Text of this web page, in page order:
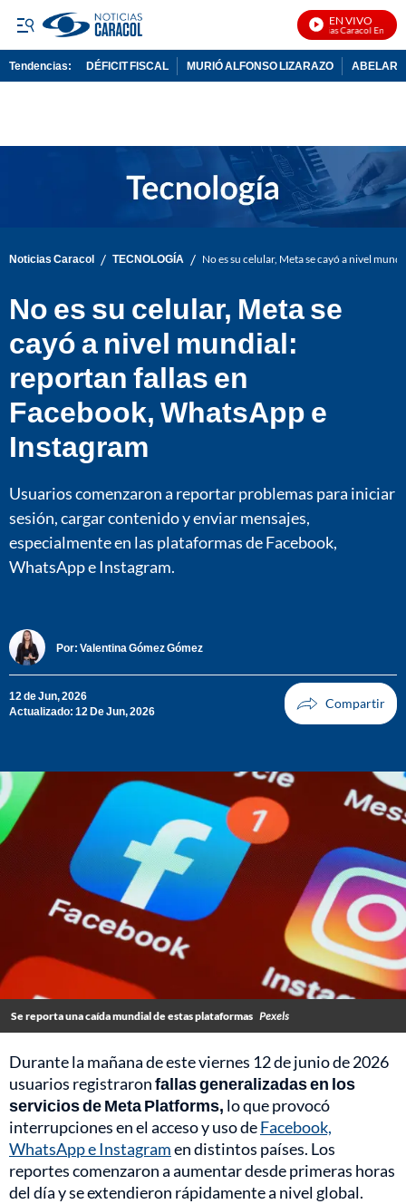
EN VIVO
Noticias Caracol En Vivo
Tendencias: DÉFICIT FISCAL MURIÓ ALFONSO LIZARAZO
Noticias Caracol / TECNOLOGÍA / No es su celular, Meta se cayó a nivel
No es su celular, Meta se
cayó a nivel mundial:
reportan fallas en
Facebook, WhatsApp e
Instagram
Usuarios comenzaron a reportar problemas para iniciar
sesión, cargar contenido y enviar mensajes,
especialmente en las plataformas de Facebook,
WhatsApp e Instagram.
Por: Valentina Gómez Gómez
12 de Jun, 2026
Actualizado: 12 De Jun, 2026
Se reporta una caída mundial de estas plataformas Pexels
Durante la mañana de este viernes 12 de junio de 2026
usuarios registraronfallas generalizadas en los
servicios de Meta Platforms, lo que provocó
interrupciones en el acceso y uso deFacebook,
WhatsApp e Instagramen distintos países. Los
reportes comenzaron a aumentar desde primeras horas
del día y se extendieron rápidamente a nivel global.